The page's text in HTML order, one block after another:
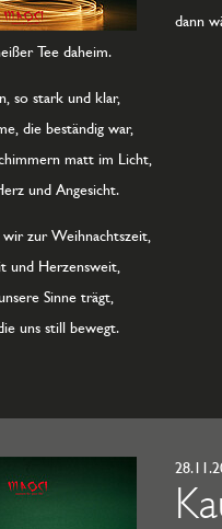
dann
Tee daheim.
so stark und klar,
die beständig war,
matt im Licht,
und Angesicht.
wir zur Weihnachtszeit,
und Herzensweit,
Sinne trägt,
uns still bewegt.